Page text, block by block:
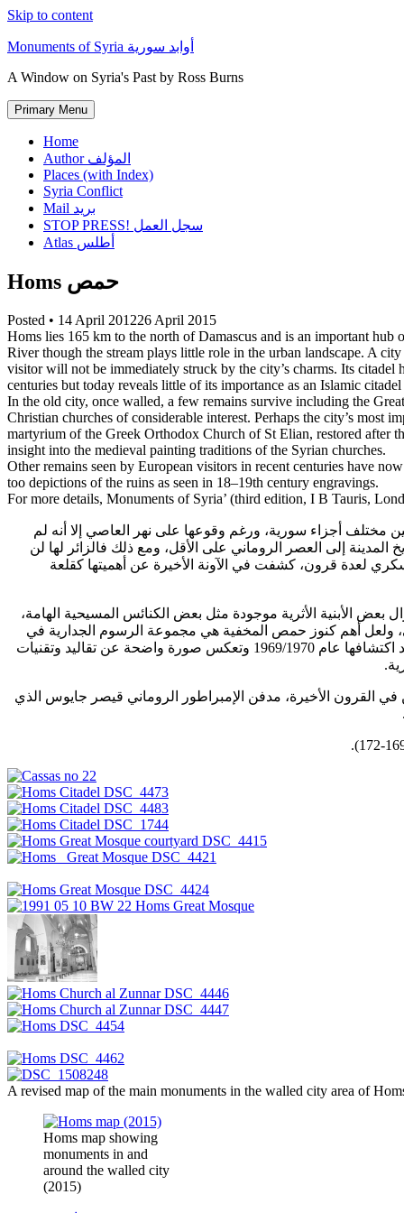
Skip to content
Monuments of Syria أوابد سورية
A Window on Syria's Past by Ross Burns
Primary Menu
Home
Author المؤلف
Places (with Index)
Syria Conflict
Mail بريد
STOP PRESS! سجل العمل
Atlas أطلس
Homs حمص
Posted • 14 April 201226 April 2015
Homs lies 165 km to the north of Damascus and is an important hub
River though the stream plays little role in the urban landscape. A
visitor will not be immediately struck by the city’s charms. Its citadel
centuries but today reveals little of its importance as an Islamic
In the old city, once walled, a few remains survive including the
Christian churches of considerable interest. Perhaps the city’s most
martyrium of the Greek Orthodox Church of St Elian, restored after
insight into the medieval painting traditions of the Syrian churches.
Other remains seen by European visitors in recent centuries have
too depictions of the ruins as seen in 18–19th century engravings.
For more details, Monuments of Syria’ (third edition, I B Tauris,
هامة بين مختلف أجزاء سورية، ورغم وقوعها على نهر العاصي إلا أنه لم
المدينة إلى العصر الروماني على الأقل، ومع ذلك فالزائر لها لن
لعدة قرون، كشفت في الآونة الأخيرة عن أهميتها كقلعة
بعض الأبنية الأثرية موجودة مثل بعض الكنائس المسيحية الهامة،
ولعل أهم كنوز حمص المخفية هي مجموعة الرسوم الجدارية في
مدفن الشهداء ضمن كنيسة القديس اليان، وقد رممت بعد اكتشافها عام 1969/1970 وتعكس صورة واضحة عن تقاليد وتقنيات
في القرون الأخيرة، مدفن الإمبراطور الروماني قيصر جايوس الذي
A revised map of the main monuments in the walled city area of
Homs map showing
monuments in and
around the walled city
(2015)